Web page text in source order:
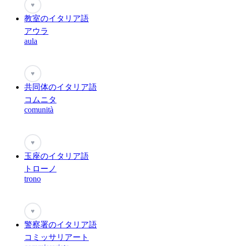
♥
教室のイタリア語
アウラ
aula
♥
共同体のイタリア語
コムニタ
comunità
♥
玉座のイタリア語
トローノ
trono
♥
警察署のイタリア語
コミッサリアート